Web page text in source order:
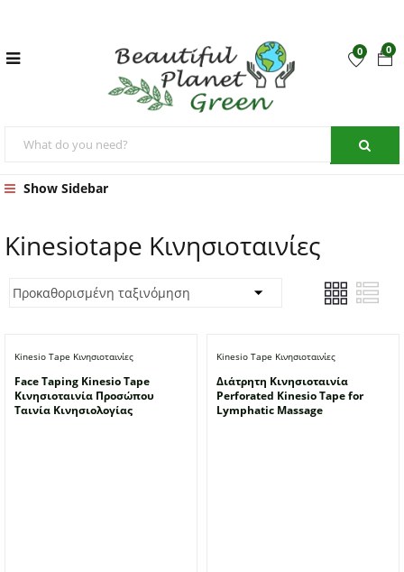
0
0
Show Sidebar
Kinesiotape Κινησιοταινίες
Kinesio Tape Κινησιοταινίες
Face Taping Kinesio Tape
Κινησιοταινία Προσώπου
Ταινία Κινησιολογίας
Kinesio Tape Κινησιοταινίες
Διάτρητη Κινησιοταινία
Perforated Kinesio Tape for
Lymphatic Massage